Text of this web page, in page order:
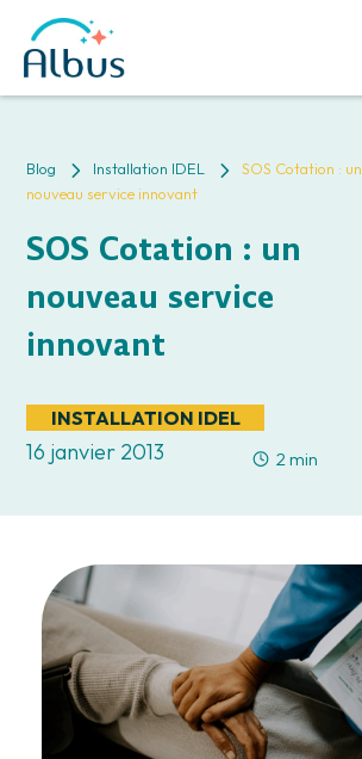
Blog 5 Installation IDEL 5
SOS Cotation : un
nouveau service innovant
SOS Cotation : un
nouveau service
innovant
INSTALLATION IDEL
16 janvier 2013 2 min